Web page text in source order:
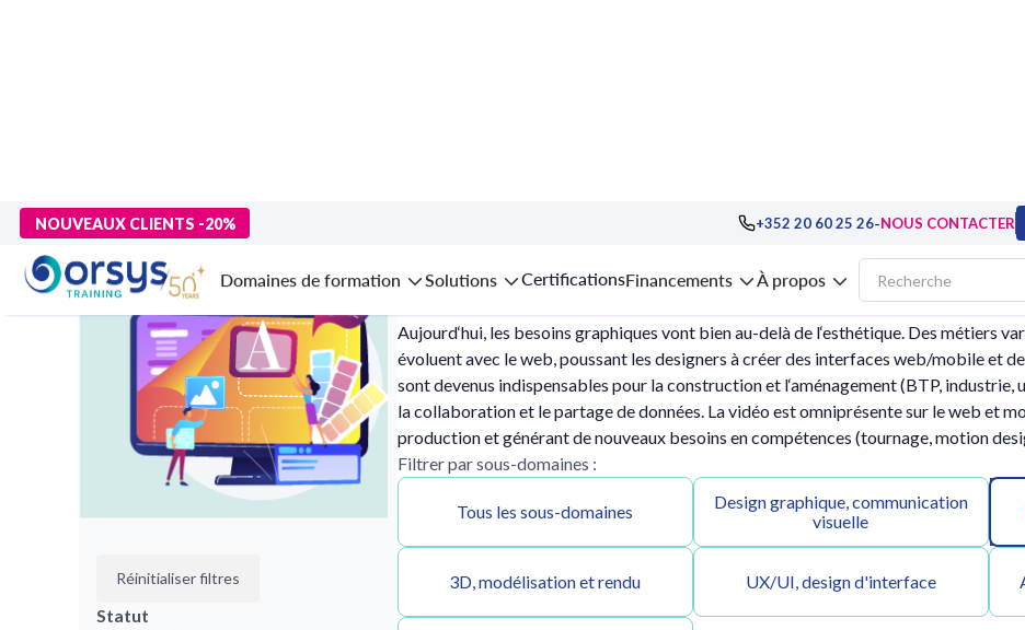
NOUVEAUX CLIENTS -20% +352 20 60 25 26-NOUS CONTACTER
Domaines de formation Solutions CertificationsFinancements À propos
>Accueil>Technologies numériques
PAO, CAO, design graphique, BIM, modélisation 3D
Aujourd‘hui, les besoins graphiques vont bien au-delà de l‘esthétique. Des métiers
évoluent avec le web, poussant les designers à créer des interfaces web/mobile et
sont devenus indispensables pour la construction et l‘aménagement (BTP,
la collaboration et le partage de données. La vidéo est omniprésente sur le web et
production et générant de nouveaux besoins en compétences (tournage, motion
Filtrer par sous-domaines :
Tous les sous-domaines
Design graphique, communication
visuelle
3D, modélisation et rendu UX/UI, design d'interface
Réinitialiser filtres
Statut